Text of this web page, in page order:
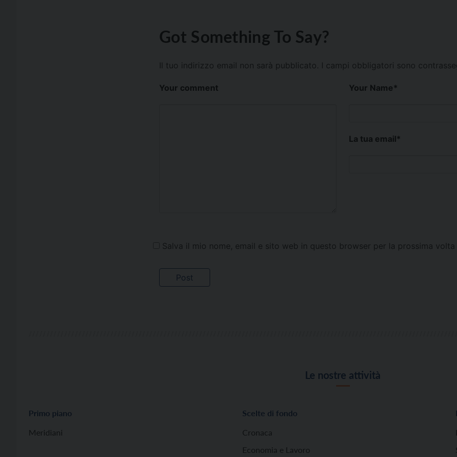
Got Something To Say?
Il tuo indirizzo email non sarà pubblicato. I campi obbligatori sono
Your comment Your Name*
La tua email*
Salva il mio nome, email e sito web in questo browser per la prossima
Le nostre attività
Primo piano
Meridiani
Scelte di fondo
Cronaca
Economia e Lavoro